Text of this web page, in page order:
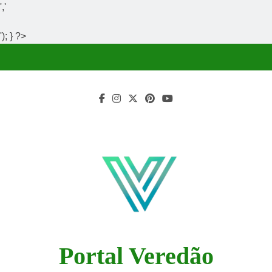
','
'); } ?>
Portal Veredão